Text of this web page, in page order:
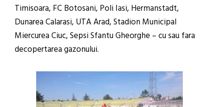
Timisoara, FC Botosani, Poli Iasi, Hermanstadt,
Dunarea Calarasi, UTA Arad, Stadion Municipal
Miercurea Ciuc, Sepsi Sfantu Gheorghe – cu sau fara
decopertarea gazonului.